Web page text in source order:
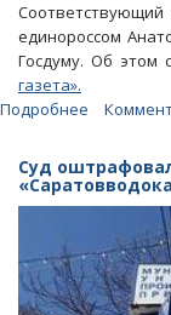
Соответствующий
единороссом
Госдуму. Об этом
газета».
Подробнее
могут
принять
закон
за
просьбу
Суд